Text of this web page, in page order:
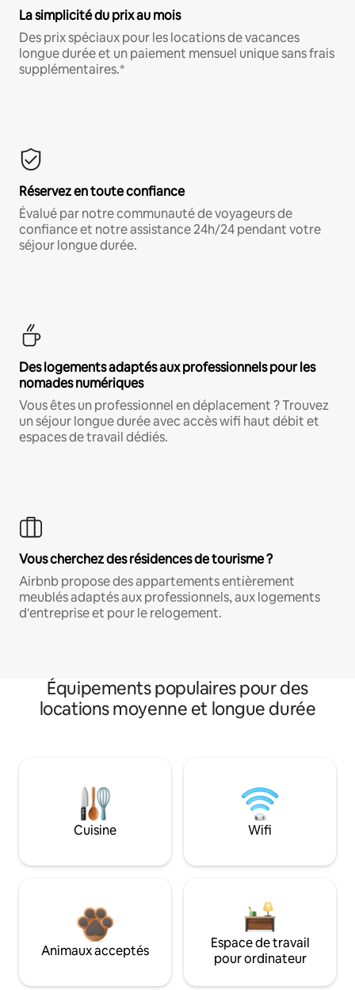
La simplicité du prix au mois
Des prix spéciaux pour les locations de vacances
longue durée et un paiement mensuel unique sans frais
supplémentaires.*
Réservez en toute confiance
Évalué par notre communauté de voyageurs de
confiance et notre assistance 24h/24 pendant votre
séjour longue durée.
Des logements adaptés aux professionnels pour les
nomades numériques
Vous êtes un professionnel en déplacement ? Trouvez
un séjour longue durée avec accès wifi haut débit et
espaces de travail dédiés.
Vous cherchez des résidences de tourisme ?
Airbnb propose des appartements entièrement
meublés adaptés aux professionnels, aux logements
d'entreprise et pour le relogement.
Équipements populaires pour des
locations moyenne et longue durée
Cuisine Wifi
Animaux acceptés
Espace de travail
pour ordinateur